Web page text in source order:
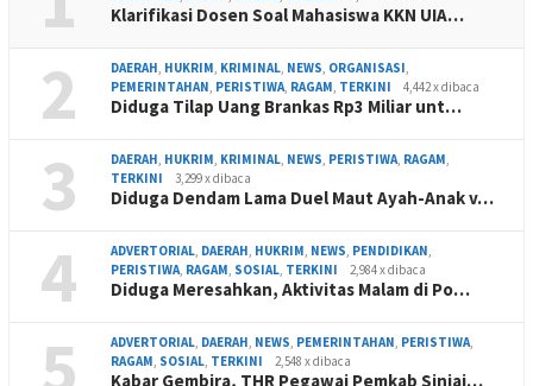
Klarifikasi Dosen Soal Mahasiswa KKN UIA…
2 DAERAH, HUKRIM, KRIMINAL, NEWS, ORGANISASI,
PEMERINTAHAN, PERISTIWA, RAGAM, TERKINI 4,442 x dibaca
Diduga Tilap Uang Brankas Rp3 Miliar unt…
3 DAERAH, HUKRIM, KRIMINAL, NEWS, PERISTIWA, RAGAM,
TERKINI
3,299 x dibaca
Diduga Dendam Lama Duel Maut Ayah-Anak v…
4 ADVERTORIAL, DAERAH, HUKRIM, NEWS, PENDIDIKAN,
PERISTIWA, RAGAM, SOSIAL, TERKINI 2,984 x dibaca
Diduga Meresahkan, Aktivitas Malam di Po…
5 ADVERTORIAL, DAERAH, NEWS, PEMERINTAHAN, PERISTIWA,
RAGAM, SOSIAL, TERKINI 2,548 x dibaca
Kabar Gembira, THR Pegawai Pemkab Sinjai…